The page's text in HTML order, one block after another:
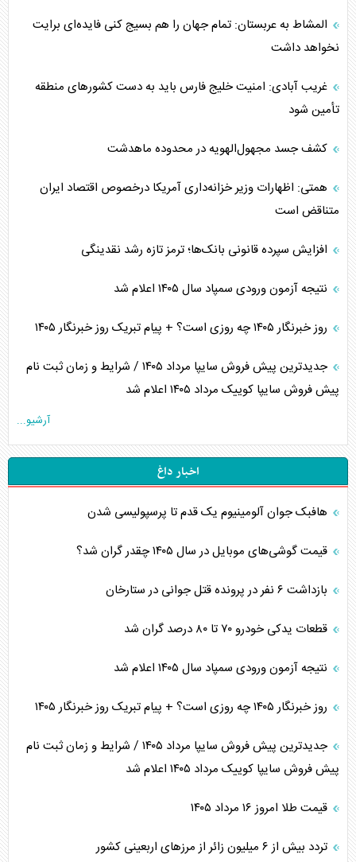
المشاط به عربستان: تمام جهان را هم بسیج کنی فایده‌ای برایت
نخواهد داشت
غریب آبادی: امنیت خلیج فارس باید به دست کشورهای منطقه
تأمین شود
کشف جسد مجهول‌الهویه در محدوده ماهدشت
همتی: اظهارات وزیر خزانه‌داری آمریکا درخصوص اقتصاد ایران
متناقض است
افزایش سپرده قانونی بانک‌ها؛ ترمز تازه رشد نقدینگی
نتیجه آزمون ورودی سمپاد سال ۱۴۰۵ اعلام شد
روز خبرنگار ۱۴۰۵ چه روزی است؟ + پیام تبریک روز خبرنگار ۱۴۰۵
جدیدترین پیش فروش سایپا مرداد ۱۴۰۵ / شرایط و زمان ثبت نام
پیش فروش سایپا کوییک مرداد ۱۴۰۵ اعلام شد
آرشیو...
اخبار داغ
هافبک جوان آلومینیوم یک قدم تا پرسپولیسی شدن
قیمت گوشی‌های موبایل در سال ۱۴۰۵ چقدر گران شد؟
بازداشت ۶ نفر در پرونده قتل جوانی در ستارخان
قطعات یدکی خودرو ۷۰ تا ۸۰ درصد گران شد
نتیجه آزمون ورودی سمپاد سال ۱۴۰۵ اعلام شد
روز خبرنگار ۱۴۰۵ چه روزی است؟ + پیام تبریک روز خبرنگار ۱۴۰۵
جدیدترین پیش فروش سایپا مرداد ۱۴۰۵ / شرایط و زمان ثبت نام
پیش فروش سایپا کوییک مرداد ۱۴۰۵ اعلام شد
قیمت طلا امروز ۱۶ مرداد ۱۴۰۵
تردد بیش از ۶ میلیون زائر از مرزهای اربعینی کشور